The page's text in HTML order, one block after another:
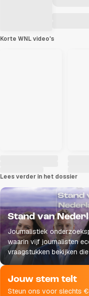
Korte WNL video's
Lees verder in het dossier
Stand van
Journalistiek
waarin vijf journalisten
vraagstukken bekijken
leven raken.
Jouw stem telt
Steun ons voor slechts